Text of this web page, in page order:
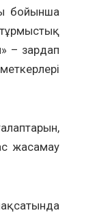
бойынша
– зардап
жасамау